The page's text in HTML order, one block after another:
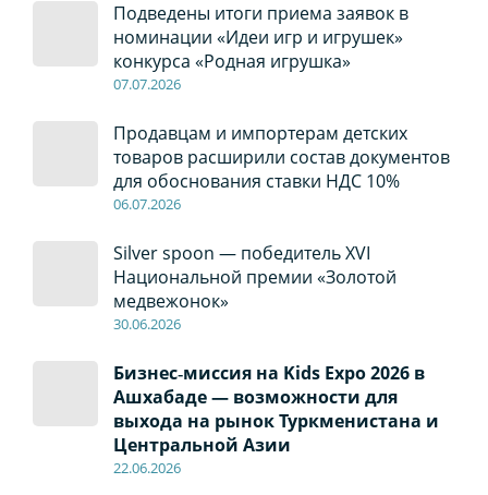
Подведены итоги приема заявок в
номинации «Идеи игр и игрушек»
конкурса «Родная игрушка»
07.07.2026
Продавцам и импортерам детских
товаров расширили состав документов
для обоснования ставки НДС 10%
06.07.2026
Silver spoon — победитель XVI
Национальной премии «Золотой
медвежонок»
30.06.2026
Бизнес‑миссия на Kids Expo 2026 в
Ашхабаде — возможности для
выхода на рынок Туркменистана и
Центральной Азии
22.06.2026